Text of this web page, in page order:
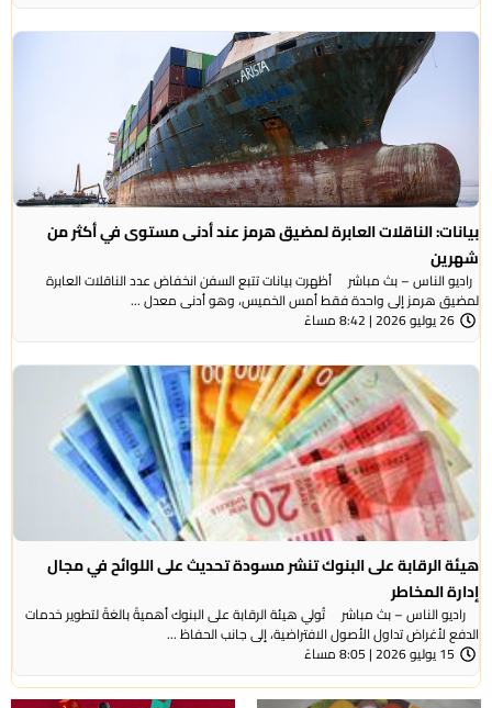
بيانات: الناقلات العابرة لمضيق هرمز عند أدنى مستوى في أكثر من
شهرين
راديو الناس – بث مباشر أظهرت بيانات تتبع السفن انخفاض عدد الناقلات العابرة
لمضيق هرمز إلى واحدة فقط أمس الخميس، وهو أدنى معدل ...
26 يوليو 2026 | 8:42 مساءً
هيئة الرقابة على البنوك تنشر مسودة تحديث على اللوائح في مجال
إدارة المخاطر
راديو الناس – بث مباشر تُولي هيئة الرقابة على البنوك أهميةً بالغةً لتطوير خدمات
الدفع لأغراض تداول الأصول الافتراضية، إلى جانب الحفاظ ...
15 يوليو 2026 | 8:05 مساءً